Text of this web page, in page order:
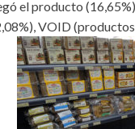
el producto
VOID